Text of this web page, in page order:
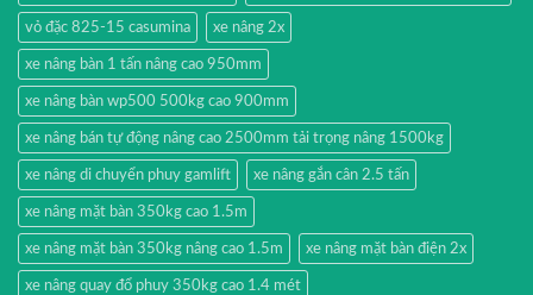
vỏ đặc 825-15 casumina xe nâng 2x
xe nâng bàn 1 tấn nâng cao 950mm
xe nâng bàn wp500 500kg cao 900mm
xe nâng bán tự động nâng cao 2500mm tải trọng nâng 1500kg
xe nâng di chuyển phuy gamlift xe nâng gắn cân 2.5 tấn
xe nâng mặt bàn 350kg cao 1.5m
xe nâng mặt bàn 350kg nâng cao 1.5m xe nâng mặt bàn điện 2x
xe nâng quay đổ phuy 350kg cao 1.4 mét